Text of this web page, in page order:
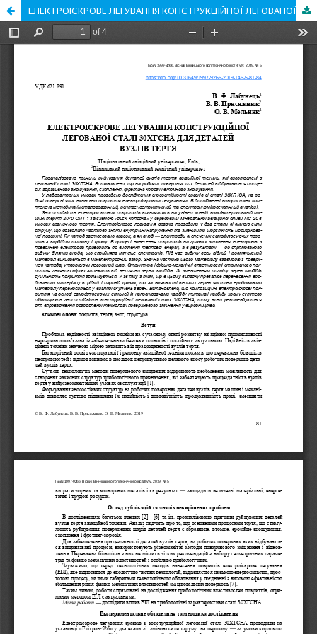
ЕЛЕКТРОІСКРОВЕ ЛЕГУВАННЯ КОНСТРУКЦІЙНОЇ ЛЕГОВАНОЇ СТАЛІ 30ХГСНА ДЛЯ ДЕТАЛЕЙ ВУЗЛІВ ТЕРТЯ